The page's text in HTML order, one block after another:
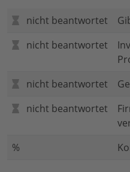
nicht beantwortet
nicht beantwortet
nicht beantwortet
nicht beantwortet
%